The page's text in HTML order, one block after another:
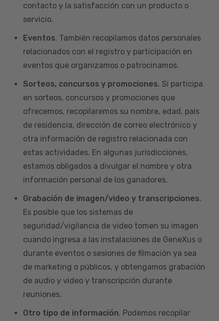
contacto y la satisfacción con un producto o
servicio.
Eventos. También recopilamos datos personales
relacionados con el registro y participación en
eventos que organizamos o patrocinamos.
Sorteos, concursos y promociones. Si participa
en sorteos, concursos y promociones que
ofrecemos, recopilaremos su nombre, edad, país
de residencia, dirección de correo electrónico y
otra información de registro relacionada con
estas actividades. En algunas jurisdicciones,
estamos obligados a divulgar el nombre y otra
información personal de los ganadores.
Grabación de imagen/video y transcripciones.
Es posible que los sistemas de
seguridad/vigilancia de video tomen su imagen
cuando ingresa a las instalaciones de GeneXus o
durante eventos o sesiones de filmación ya sea
de marketing o públicos, y obtengamos grabación
de audio y video y transcripción durante
reuniones.
Otro tipo de información. Podemos recopilar